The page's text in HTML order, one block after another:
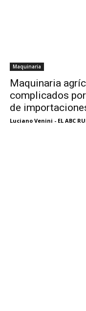
Maquinaria
Maquinaria
complicados
de
Luciano Venini - EL ABC